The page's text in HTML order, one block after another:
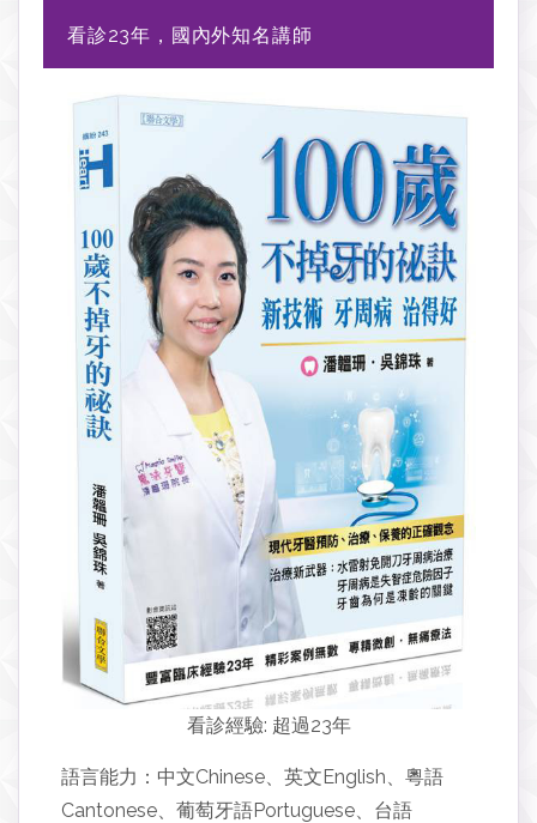
看診23年，國內外知名講師
看診經驗: 超過23年
語言能力：中文Chinese、英文English、粵語
Cantonese、葡萄牙語Portuguese、台語